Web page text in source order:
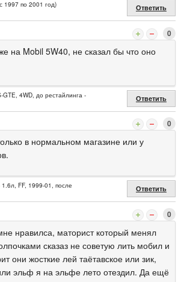
1997 по 2001 год) Ответить
0
на Mobil 5W40, не сказал бы что оно
4WD, до рестайлинга -
Ответить
0
в нормальном магазине или у
FF, 1999-01, после
Ответить
0
нравилса, маторист который менял
сказаз не советую лить мобил и
они жосткие лей таётавское или зик,
эльф я на эльфе лето отездил. Да ещё